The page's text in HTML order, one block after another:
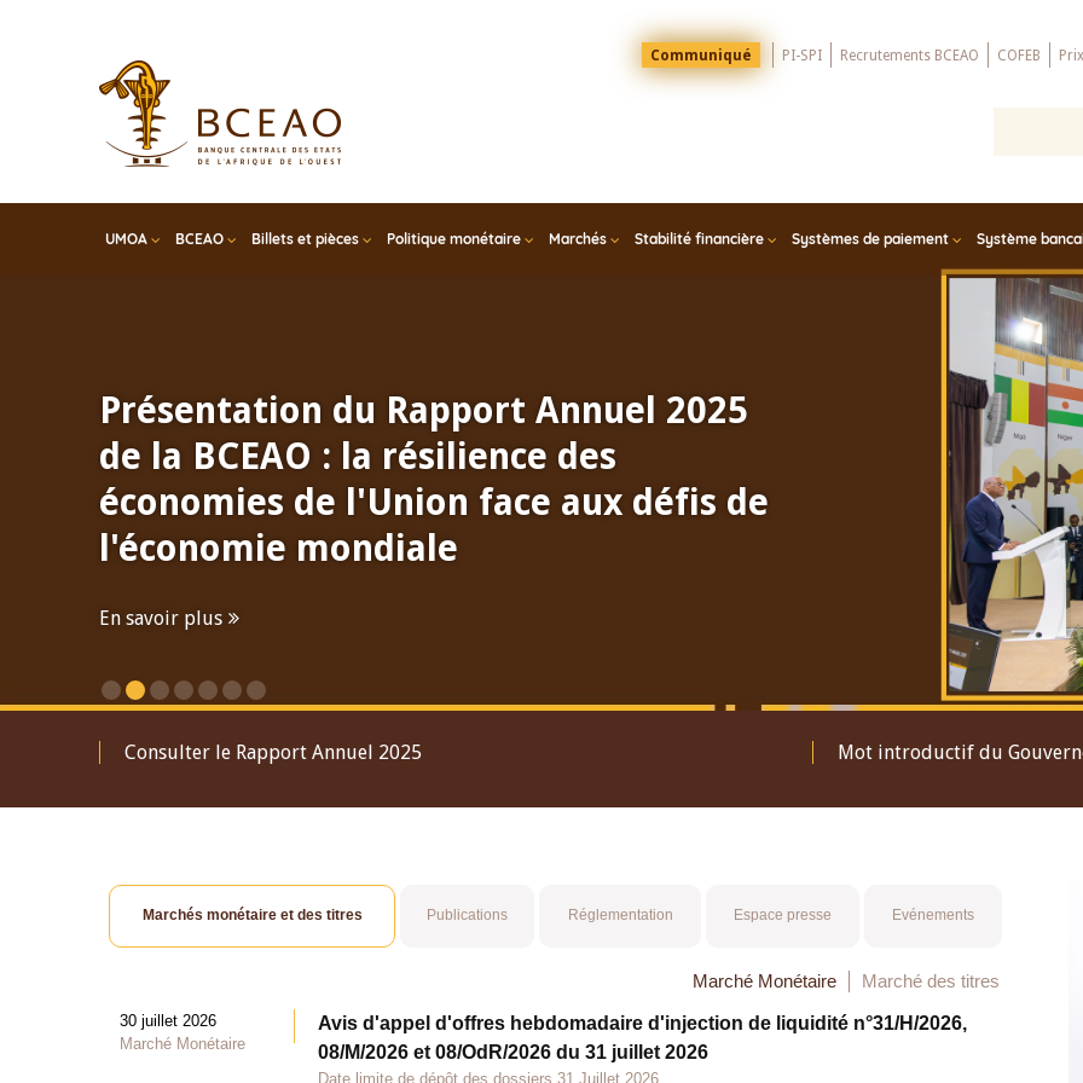
Menu
Top
Communiqué PI-SPI Recrutements BCEAO COFEB
UMOA BCEAO Billets et pièces Politique monétaire Marchés Stabilité financière Systèmes de paiement Système
Présentation du Rapport Annuel 2025
de la BCEAO : la résilience des
économies de l'Union face aux défis de
l'économie mondiale
En savoir plus
Consulter le Rapport Annuel 2025 Mot introductif du
Marchés monétaire et des titres Publications Réglementation Espace presse Evénements
Marché Monétaire Marché des titres
30 juillet 2026
Marché Monétaire
Avis d'appel d'offres hebdomadaire d'injection de liquidité n°31/H/2026,
08/M/2026 et 08/OdR/2026 du 31 juillet 2026
Date limite de dépôt des dossiers 31 Juillet 2026